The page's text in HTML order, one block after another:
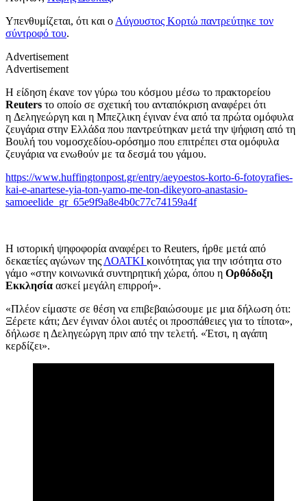
Υπενθυμίζεται, ότι και ο Αύγουστος Κορτώ παντρεύτηκε τον
σύντροφό του.
Advertisement
Advertisement
Η είδηση έκανε τον γύρω του κόσμου μέσω το πρακτορείου
Reuters το οποίο σε σχετική του ανταπόκριση αναφέρει ότι
η Δεληγεώργη και η Μπεζλικη έγιναν ένα από τα πρώτα ομόφυλα
ζευγάρια στην Ελλάδα που παντρεύτηκαν μετά την ψήφιση από τη
Βουλή του νομοσχεδίου-ορόσημο που επιτρέπει στα ομόφυλα
ζευγάρια να ενωθούν με τα δεσμά του γάμου.
https://www.huffingtonpost.gr/entry/aeyoestos-korto-6-fotoyrafies-
kai-e-anartese-yia-ton-yamo-me-ton-dikeyoro-anastasio-
samoeelide_gr_65e9f9a8e4b0c77c74159a4f
Η ιστορική ψηφοφορία αναφέρει το Reuters, ήρθε μετά από
δεκαετίες αγώνων της ΛΟΑΤΚΙ κοινότητας για την ισότητα στο
γάμο «στην κοινωνικά συντηρητική χώρα, όπου η Ορθόδοξη
Εκκλησία ασκεί μεγάλη επιρροή».
«Πλέον είμαστε σε θέση να επιβεβαιώσουμε με μια δήλωση ότι:
Ξέρετε κάτι; Δεν έγιναν όλοι αυτές οι προσπάθειες για το τίποτα»,
δήλωσε η Δεληγεώργη πριν από την τελετή. «Έτσι, η αγάπη
κερδίζει».